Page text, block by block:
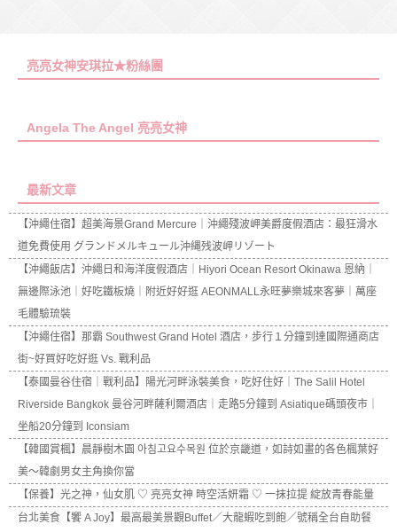
亮亮女神安琪拉★粉絲團
Angela The Angel 亮亮女神
最新文章
【沖繩住宿】超美海景Grand Mercure｜沖繩殘波岬美爵度假酒店：最狂滑水
道免費使用 グランドメルキュール沖縄残波岬リゾート
【沖繩飯店】沖繩日和海洋度假酒店｜Hiyori Ocean Resort Okinawa 恩納｜
無邊際泳池｜好吃鐵板燒｜附近好好逛 AEONMALL永旺夢樂城來客夢｜萬座
毛體驗琉裝
【沖繩住宿】那霸 Southwest Grand Hotel 酒店，步行１分鐘到達國際通商店
街~好買好吃好逛 Vs. 戰利品
【泰國曼谷住宿｜戰利品】陽光河畔泳裝美食，吃好住好｜The Salil Hotel
Riverside Bangkok 曼谷河畔薩利爾酒店｜走路5分鐘到 Asiatique碼頭夜市｜
坐船20分鐘到 Iconsiam
【韓國賞楓】晨靜樹木園 아침고요수목원 位於京畿道，如詩如畫的各色楓葉好
美～韓劇男女主角換你當
【保養】光之神，仙女肌 ♡ 亮亮女神 時空活妍霜 ♡ 一抹拉提 綻放青春能量
台北美食【饗 A Joy】最高最美景觀Buffet／大龍蝦吃到飽／號稱全台自助餐